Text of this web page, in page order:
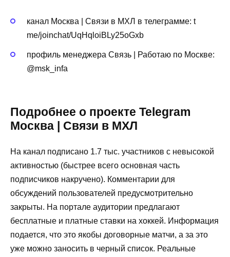
канал Москва | Связи в МХЛ в телеграмме: t
me/joinchat/UqHqloiBLy25oGxb
профиль менеджера Связь | Работаю по Москве:
@msk_infa
Подробнее о проекте Telegram
Москва | Связи в МХЛ
На канал подписано 1.7 тыс. участников с невысокой
активностью (быстрее всего основная часть
подписчиков накручено). Комментарии для
обсуждений пользователей предусмотрительно
закрыты. На портале аудитории предлагают
бесплатные и платные ставки на хоккей. Информация
подается, что это якобы договорные матчи, а за это
уже можно заносить в черный список. Реальные